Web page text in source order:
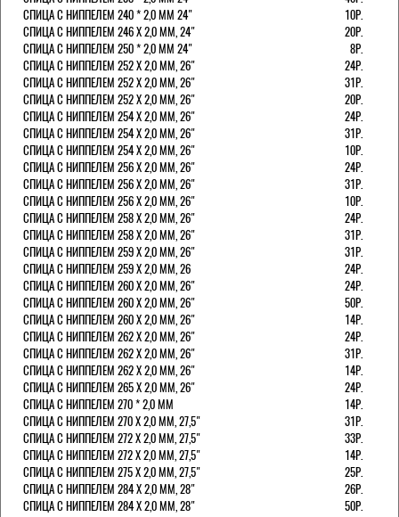
СПИЦА С НИППЕЛЕМ 240 * 2,0 ММ 24"
10Р.
СПИЦА С НИППЕЛЕМ 246 Х 2,0 ММ, 24"
20Р.
СПИЦА С НИППЕЛЕМ 250 * 2,0 ММ 24"
8Р.
СПИЦА С НИППЕЛЕМ 252 Х 2,0 ММ, 26"
24Р.
СПИЦА С НИППЕЛЕМ 252 Х 2,0 ММ, 26"
31Р.
СПИЦА С НИППЕЛЕМ 252 Х 2,0 ММ, 26"
20Р.
СПИЦА С НИППЕЛЕМ 254 Х 2,0 ММ, 26"
24Р.
СПИЦА С НИППЕЛЕМ 254 Х 2,0 ММ, 26"
31Р.
СПИЦА С НИППЕЛЕМ 254 Х 2,0 ММ, 26"
10Р.
СПИЦА С НИППЕЛЕМ 256 Х 2,0 ММ, 26"
24Р.
СПИЦА С НИППЕЛЕМ 256 Х 2,0 ММ, 26"
31Р.
СПИЦА С НИППЕЛЕМ 256 Х 2,0 ММ, 26"
10Р.
СПИЦА С НИППЕЛЕМ 258 Х 2,0 ММ, 26"
24Р.
СПИЦА С НИППЕЛЕМ 258 Х 2,0 ММ, 26"
31Р.
СПИЦА С НИППЕЛЕМ 259 Х 2,0 ММ, 26"
31Р.
СПИЦА С НИППЕЛЕМ 259 Х 2,0 ММ, 26
24Р.
СПИЦА С НИППЕЛЕМ 260 Х 2,0 ММ, 26"
24Р.
СПИЦА С НИППЕЛЕМ 260 Х 2,0 ММ, 26"
50Р.
СПИЦА С НИППЕЛЕМ 260 Х 2,0 ММ, 26"
14Р.
СПИЦА С НИППЕЛЕМ 262 Х 2,0 ММ, 26"
24Р.
СПИЦА С НИППЕЛЕМ 262 Х 2,0 ММ, 26"
31Р.
СПИЦА С НИППЕЛЕМ 262 Х 2,0 ММ, 26"
14Р.
СПИЦА С НИППЕЛЕМ 265 Х 2,0 ММ, 26"
24Р.
СПИЦА С НИППЕЛЕМ 270 * 2,0 ММ
14Р.
СПИЦА С НИППЕЛЕМ 270 Х 2,0 ММ, 27,5"
31Р.
СПИЦА С НИППЕЛЕМ 272 Х 2,0 ММ, 27,5"
33Р.
СПИЦА С НИППЕЛЕМ 272 Х 2,0 ММ, 27,5"
14Р.
СПИЦА С НИППЕЛЕМ 275 Х 2,0 ММ, 27,5"
25Р.
СПИЦА С НИППЕЛЕМ 284 Х 2,0 ММ, 28"
26Р.
СПИЦА С НИППЕЛЕМ 284 Х 2,0 ММ, 28"
50Р.